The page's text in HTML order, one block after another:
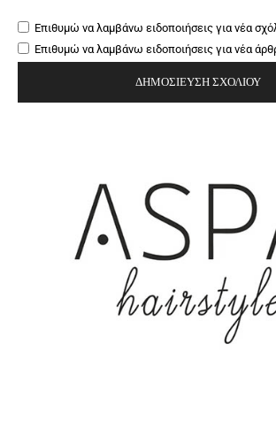
Επιθυμώ να λαμβάνω ειδοποιήσεις για νέα
Επιθυμώ να λαμβάνω ειδοποιήσεις για νέα